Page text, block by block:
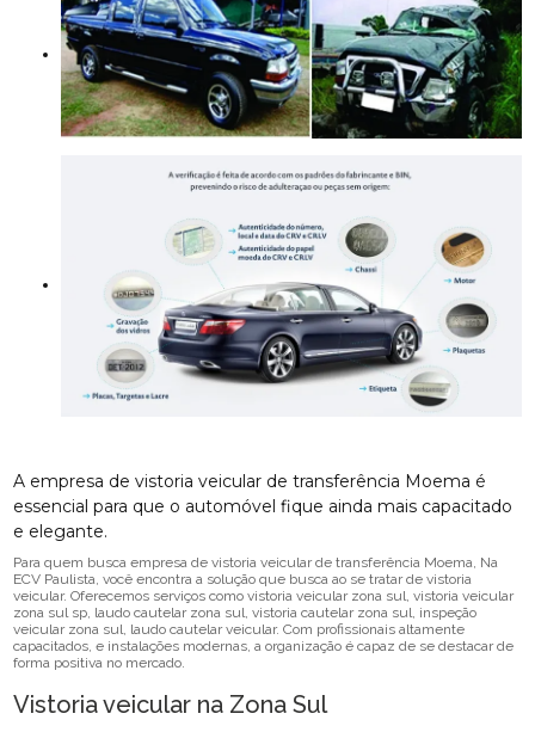
A empresa de vistoria veicular de transferência Moema é
essencial para que o automóvel fique ainda mais capacitado
e elegante.
Para quem busca empresa de vistoria veicular de transferência Moema, Na
ECV Paulista, você encontra a solução que busca ao se tratar de vistoria
veicular. Oferecemos serviços como vistoria veicular zona sul, vistoria veicular
zona sul sp, laudo cautelar zona sul, vistoria cautelar zona sul, inspeção
veicular zona sul, laudo cautelar veicular. Com profissionais altamente
capacitados, e instalações modernas, a organização é capaz de se destacar de
forma positiva no mercado.
Vistoria veicular na Zona Sul